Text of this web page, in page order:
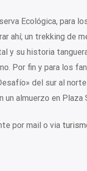
Ecológica, para
ahí; un trekking de
y su historia
Por fin y para los
del sur al
un almuerzo en Plaza
por mail o via